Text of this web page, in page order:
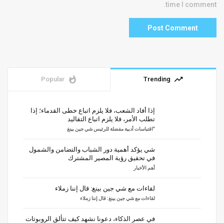
time I comment.
trending_up
Trending
whatshot
Popular
إذا أفاد الشعب، فلا يلزم اتباع خطى القدماء؛ إذا
تطلب الأمر، فلا يلزم اتباع التقاليد
"اقتباسات أدبية مفضلة للرئيس شي جين بينغ
شي يؤكد أهمية دور الشباب والتضامن والشمول
في تحقيق رؤية المصير المشترك
أهم الأخبار
لقاءات مع شي جين بينغ: قال إننا زملاء
لقاءات مع شي جين بينغ: قال إننا زملاء
في عصر الذكاء، دعونا نشهد كيف تتألق الروبوتات